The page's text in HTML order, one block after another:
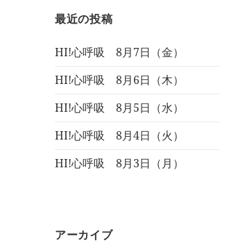
最近の投稿
HI!心呼吸 8月7日（金）
HI!心呼吸 8月6日（木）
HI!心呼吸 8月5日（水）
HI!心呼吸 8月4日（火）
HI!心呼吸 8月3日（月）
アーカイブ